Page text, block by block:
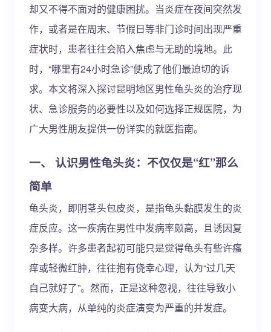
却又不得不面对的健康困扰。当炎症在夜间突然发
作，或者是在周末、节假日等非门诊时间出现严重
症状时，患者往往会陷入焦虑与无助的境地。此
时，“哪里有24小时急诊”便成了他们最迫切的诉
求。本文将深入探讨昆明地区男性龟头炎的治疗现
状、急诊服务的必要性以及如何选择正规医院，为
广大男性朋友提供一份详实的就医指南。
一、 认识男性龟头炎：不仅仅是“红”那么
简单
龟头炎，即阴茎头包皮炎，是指龟头黏膜发生的炎
症反应。这一疾病在男性中发病率颇高，且诱因复
杂多样。许多患者起初可能只是觉得龟头有些许瘙
痒或轻微红肿，往往抱有侥幸心理，认为“过几天
自己就好了”。然而，正是这种忽视，往往导致小
病变大病，从单纯的炎症演变为严重的并发症。